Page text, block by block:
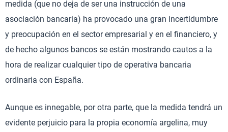
medida (que no deja de ser una instrucción de una
asociación bancaria) ha provocado una gran incertidumbre
y preocupación en el sector empresarial y en el financiero, y
de hecho algunos bancos se están mostrando cautos a la
hora de realizar cualquier tipo de operativa bancaria
ordinaria con España.
Aunque es innegable, por otra parte, que la medida tendrá un
evidente perjuicio para la propia economía argelina, muy